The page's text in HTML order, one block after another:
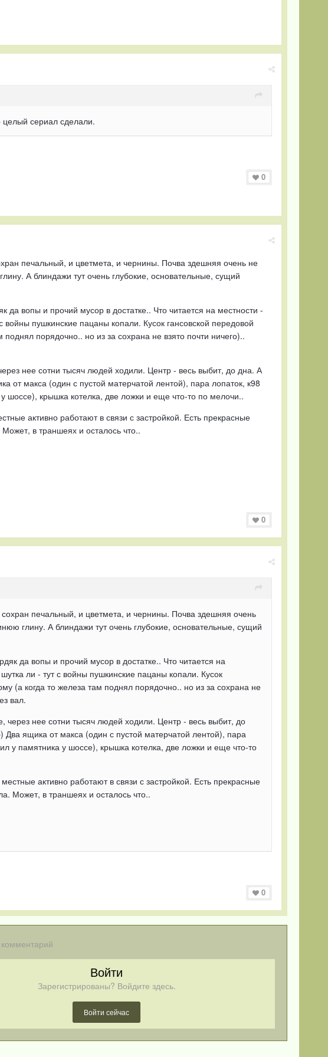
целый сериал сделали.
0
печальный, и цветмета, и чернины. Почва здешняя очень не
А блиндажи тут очень глубокие, основательные, сущий
вопы и прочий мусор в достатке.. Что читается на местности -
пушкинские пацаны копали. Кусок гансовской передовой
порядочно.. но из за сохрана не взято почти ничего)..
нее сотни тысяч людей ходили. Центр - весь выбит, до дна. А
макса (один с пустой матерчатой лентой), пара лопаток, к98
шоссе), крышка котелка, две ложки и еще что-то по мелочи..
активно работают в связи с застройкой. Есть прекрасные
в траншеях и осталось что..
0
печальный, и цветмета, и чернины. Почва здешняя очень
глину. А блиндажи тут очень глубокие, основательные, сущий
да вопы и прочий мусор в достатке.. Что читается на
ли - тут с войны пушкинские пацаны копали. Кусок
(а когда то железа там поднял порядочно.. но из за сохрана не
вал.
нее сотни тысяч людей ходили. Центр - весь выбит, до
ящика от макса (один с пустой матерчатой лентой), пара
у памятника у шоссе), крышка котелка, две ложки и еще что-то
активно работают в связи с застройкой. Есть прекрасные
Может, в траншеях и осталось что..
0
Войти
Зарегистрированы? Войдите здесь.
Войти сейчас